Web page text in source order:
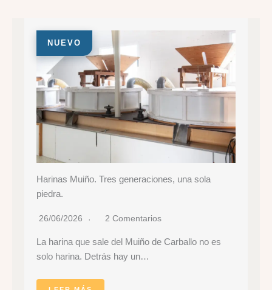
Harinas Muiño. Tres generaciones, una sola
piedra.
26/06/2026 2 Comentarios
La harina que sale del Muiño de Carballo no es
solo harina. Detrás hay un…